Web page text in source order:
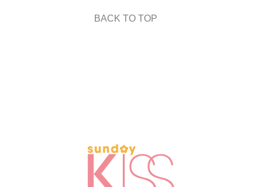
BACK TO TOP